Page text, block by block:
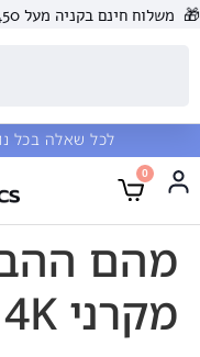
🎁 משלוח חינם בקניה מעל 450 ₪
לכל שאלה בכל
0
מהם
מקרני HD , FHD , 4K